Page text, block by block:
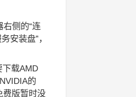
侧的“连
安装盘”，
下载AMD
的
费版暂时没